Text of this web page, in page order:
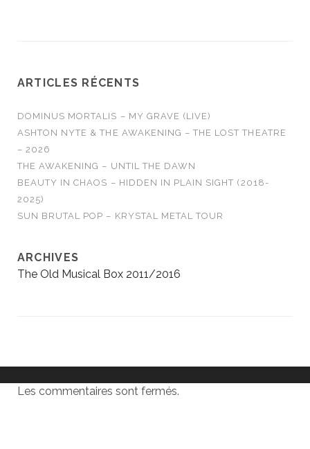
ARTICLES RÉCENTS
DOMINUS MORTALIS – MY GRAVE (LIVE)
ASHTON NYTE & THE AWAKENING – THE LOST THEATRE
– 2026
THE AWAKENING – UNTIL THE DAWN
BEAUTY IN CHAOS – HIDDEN IN PLAIN SIGHT (2018-
2025)
SUN BRUTAL POP – KRYSTAL METAL TOUR
ARCHIVES
The Old Musical Box 2011/2016
Les commentaires sont fermés.